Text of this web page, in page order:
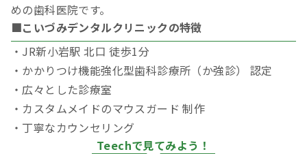
めの歯科医院です。
■こいづみデンタルクリニックの特徴
・JR新小岩駅 北口 徒歩1分
・かかりつけ機能強化型歯科診療所（か強診） 認定
・広々とした診療室
・カスタムメイドのマウスガード 制作
・丁寧なカウンセリング
Teechで見てみよう！